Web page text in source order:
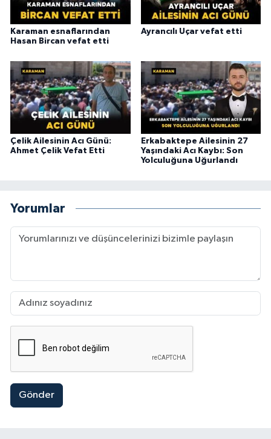
Karaman esnaflarından
Hasan Bircan vefat etti
Ayrancılı Uçar vefat etti
Çelik Ailesinin Acı Günü:
Ahmet Çelik Vefat Etti
Erkabaktepe Ailesinin 27
Yaşındaki Acı Kaybı: Son
Yolculuğuna Uğurlandı
Yorumlar
Gönder